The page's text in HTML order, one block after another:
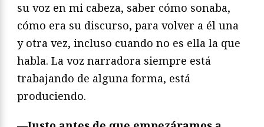
su voz en mi cabeza, saber cómo sonaba,
cómo era su discurso, para volver a él una
y otra vez, incluso cuando no es ella la que
habla. La voz narradora siempre está
trabajando de alguna forma, está
produciendo.